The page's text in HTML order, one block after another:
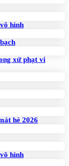
hình
xử phạt vi
hè 2026
hình